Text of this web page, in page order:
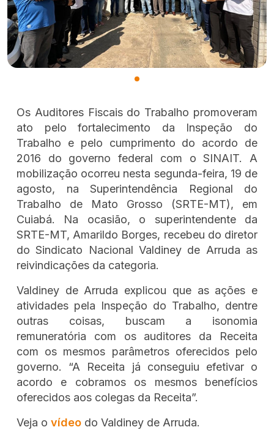
Os Auditores Fiscais do Trabalho promoveram
ato pelo fortalecimento da Inspeção do
Trabalho e pelo cumprimento do acordo de
2016 do governo federal com o SINAIT. A
mobilização ocorreu nesta segunda-feira, 19 de
agosto, na Superintendência Regional do
Trabalho de Mato Grosso (SRTE-MT), em
Cuiabá. Na ocasião, o superintendente da
SRTE-MT, Amarildo Borges, recebeu do diretor
do Sindicato Nacional Valdiney de Arruda as
reivindicações da categoria.
Valdiney de Arruda explicou que as ações e
atividades pela Inspeção do Trabalho, dentre
outras coisas, buscam a isonomia
remuneratória com os auditores da Receita
com os mesmos parâmetros oferecidos pelo
governo. “A Receita já conseguiu efetivar o
acordo e cobramos os mesmos benefícios
oferecidos aos colegas da Receita”.
Veja o vídeo do Valdiney de Arruda.